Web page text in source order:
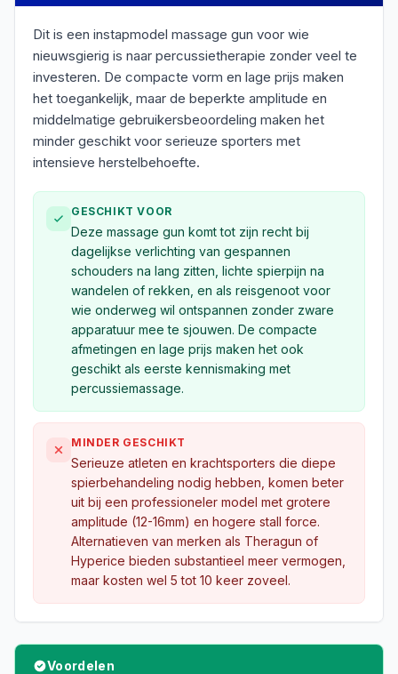
Dit is een instapmodel massage gun voor wie
nieuwsgierig is naar percussietherapie zonder veel te
investeren. De compacte vorm en lage prijs maken
het toegankelijk, maar de beperkte amplitude en
middelmatige gebruikersbeoordeling maken het
minder geschikt voor serieuze sporters met
intensieve herstelbehoefte.
GESCHIKT VOOR
Deze massage gun komt tot zijn recht bij
dagelijkse verlichting van gespannen
schouders na lang zitten, lichte spierpijn na
wandelen of rekken, en als reisgenoot voor
wie onderweg wil ontspannen zonder zware
apparatuur mee te sjouwen. De compacte
afmetingen en lage prijs maken het ook
geschikt als eerste kennismaking met
percussiemassage.
MINDER GESCHIKT
Serieuze atleten en krachtsporters die diepe
spierbehandeling nodig hebben, komen beter
uit bij een professioneler model met grotere
amplitude (12-16mm) en hogere stall force.
Alternatieven van merken als Theragun of
Hyperice bieden substantieel meer vermogen,
maar kosten wel 5 tot 10 keer zoveel.
Voordelen